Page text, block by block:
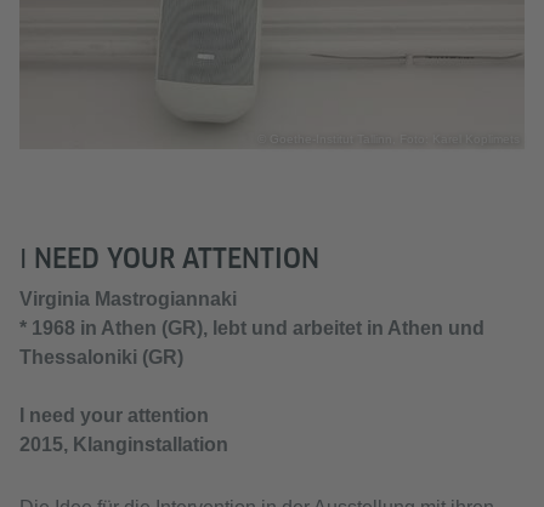
Ι NEED YOUR ATTENTION
Virginia Mastrogiannaki
* 1968 in Athen (GR), lebt und arbeitet in Athen und
Thessaloniki (GR)
Ι need your attention
2015, Klanginstallation